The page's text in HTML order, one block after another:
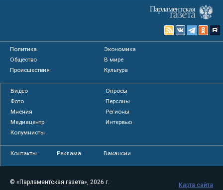
Политика
Экономика
Общество
В мире
Происшествия
Культура
Видео
Опросы
Фото
Персоны
Мнения
Регионы
Медиацентр
Интервью
Колумнисты
Контакты Реклама Вакансии
© «Парламентская газета», 2026 г.
Карта сайта